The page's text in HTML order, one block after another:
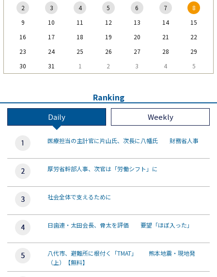
2
3 4 5 6 7
8
9
10 11 12 13 14
15
16
17 18 19 20 21
22
23
24 25 26 27 28
29
30
31 1 2 3 4 5
Ranking
Daily Weekly
医療担当の主計官に片山氏、次長に八幡氏 財務省人事
厚労省幹部人事、次官は「労働シフト」に
社会全体で支えるために
日歯連・太田会長、骨太を評価 要望「ほぼ入った」
八代市、避難所に根付く「TMAT」 熊本地震・現地発
（上）【無料】